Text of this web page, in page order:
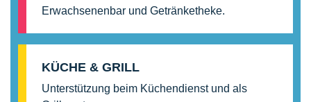
Erwachsenenbar und Getränketheke.
KÜCHE & GRILL
Unterstützung beim Küchendienst und als